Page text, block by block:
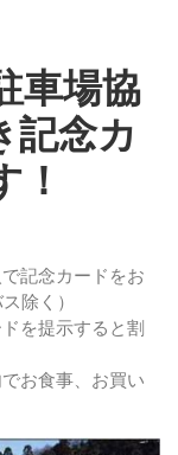
車場協
記念カ
！
記念カードをお
除く）
を提示すると割
お食事、お買い